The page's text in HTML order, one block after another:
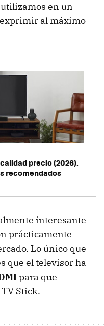
en un
al máximo
precio (2026).
recomendados
interesante
prácticamente
Lo único que
que el televisor ha
para que
Stick.